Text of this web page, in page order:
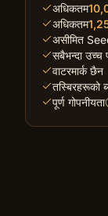
अधिकतम
अधिकतम
असीमित
सबैभन्दा उच्च
वाटरमार्क छैन
तस्बिरहरूको
पूर्ण गोपनीयता